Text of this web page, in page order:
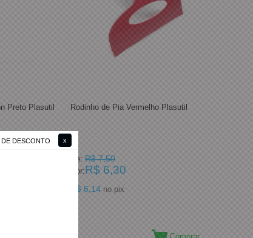
DESCONTO
Preto Plasutil Rodinho de Pia Vermelho Plasutil
De: R$ 7,50
Por:R$ 6,30
R$ 6,14 no pix